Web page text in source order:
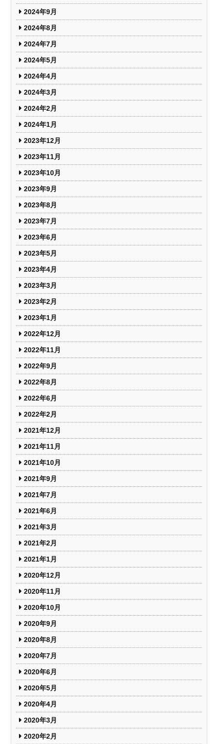
2024年9月
2024年8月
2024年7月
2024年5月
2024年4月
2024年3月
2024年2月
2024年1月
2023年12月
2023年11月
2023年10月
2023年9月
2023年8月
2023年7月
2023年6月
2023年5月
2023年4月
2023年3月
2023年2月
2023年1月
2022年12月
2022年11月
2022年9月
2022年8月
2022年6月
2022年2月
2021年12月
2021年11月
2021年10月
2021年9月
2021年7月
2021年6月
2021年3月
2021年2月
2021年1月
2020年12月
2020年11月
2020年10月
2020年9月
2020年8月
2020年7月
2020年6月
2020年5月
2020年4月
2020年3月
2020年2月